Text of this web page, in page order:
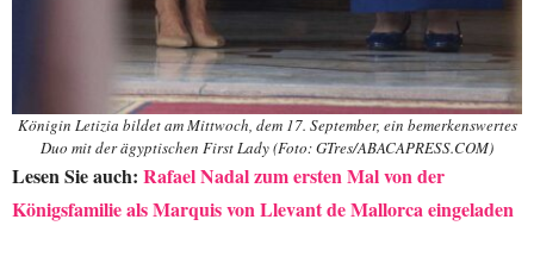
Königin Letizia bildet am Mittwoch, dem 17. September, ein bemerkenswertes
Duo mit der ägyptischen First Lady (Foto: GTres/ABACAPRESS.COM)
Lesen Sie auch: Rafael Nadal zum ersten Mal von der
Königsfamilie als Marquis von Llevant de Mallorca eingeladen